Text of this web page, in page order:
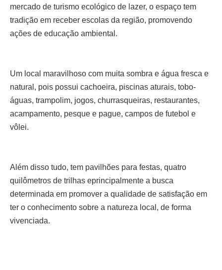
mercado de turismo ecológico de lazer, o espaço tem
tradição em receber escolas da região, promovendo
ações de educação ambiental.
Um local maravilhoso com muita sombra e água fresca e
natural, pois possui cachoeira, piscinas aturais, tobo-
águas, trampolim, jogos, churrasqueiras, restaurantes,
acampamento, pesque e pague, campos de futebol e
vôlei.
Além disso tudo, tem pavilhões para festas, quatro
quilômetros de trilhas eprincipalmente a busca
determinada em promover a qualidade de satisfação em
ter o conhecimento sobre a natureza local, de forma
vivenciada.